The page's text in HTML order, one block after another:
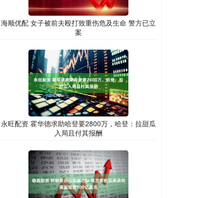
海顺优配 女子被前夫殴打致重伤危及生命 警方已立
案
永旺配资 霍华德求助哈登要2800万，哈登：拉甜瓜
入局且付其报酬